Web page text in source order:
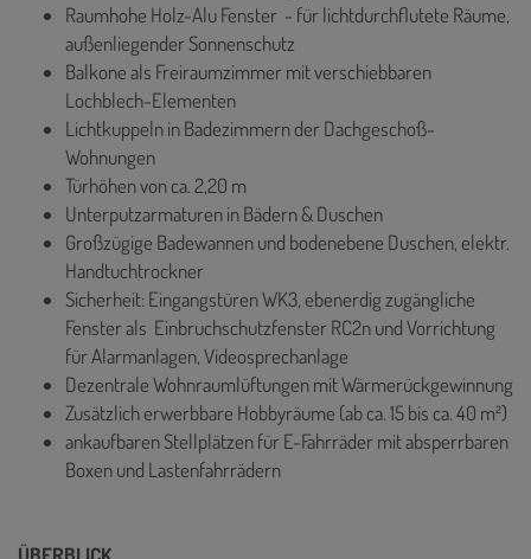
Raumhohe Holz-Alu Fenster - für lichtdurchflutete Räume,
außenliegender Sonnenschutz
Balkone als Freiraumzimmer mit verschiebbaren
Lochblech-Elementen
Lichtkuppeln in Badezimmern der Dachgeschoß-
Wohnungen
Türhöhen von ca. 2,20 m
Unterputzarmaturen in Bädern & Duschen
Großzügige Badewannen und bodenebene Duschen, elektr.
Handtuchtrockner
Sicherheit: Eingangstüren WK3, ebenerdig zugängliche
Fenster als Einbruchschutzfenster RC2n und Vorrichtung
für Alarmanlagen, Videosprechanlage
Dezentrale Wohnraumlüftungen mit Wärmerückgewinnung
Zusätzlich erwerbbare Hobbyräume (ab ca. 15 bis ca. 40 m²)
ankaufbaren Stellplätzen für E-Fahrräder mit absperrbaren
Boxen und Lastenfahrrädern